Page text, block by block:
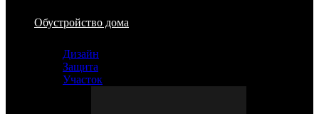
Обустройство дома
Дизайн
Защита
Участок